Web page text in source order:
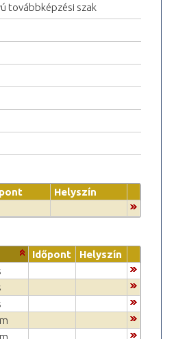
továbbképzési szak
Helyszín
Időpont
Helyszín